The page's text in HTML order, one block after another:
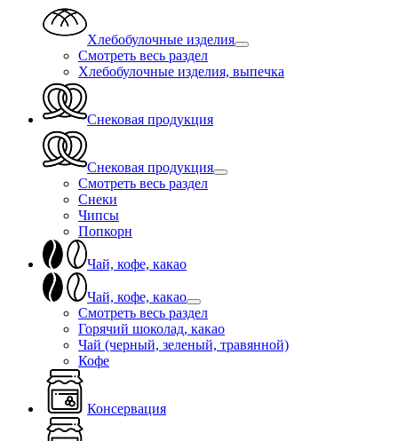
Хлебобулочные изделия
Смотреть весь раздел
Хлебобулочные изделия, выпечка
Снековая продукция
Снековая продукция
Смотреть весь раздел
Снеки
Чипсы
Попкорн
Чай, кофе, какао
Чай, кофе, какао
Смотреть весь раздел
Горячий шоколад, какао
Чай (черный, зеленый, травянной)
Кофе
Консервация